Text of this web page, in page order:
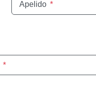
Apelido *
*